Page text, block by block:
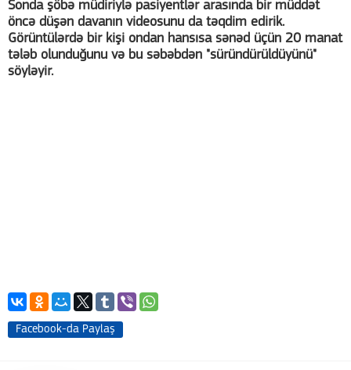
Sonda şöbə müdiriylə pasiyentlər arasında bir müddət
öncə düşən davanın videosunu da təqdim edirik.
Görüntülərdə bir kişi ondan hansısa sənəd üçün 20 manat
tələb olunduğunu və bu səbəbdən "süründürüldüyünü"
söyləyir.
Facebook-da Paylaş